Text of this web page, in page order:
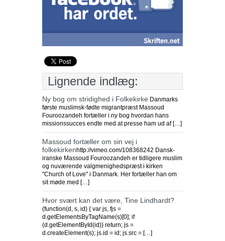
Lignende indlæg:
Ny bog om stridighed i Folkekirke Danmarks
første muslimsk-fødte migrantpræst Massoud
Fouroozandeh fortæller i ny bog hvordan hans
missionssucces endte med at presse ham ud af […]
Massoud fortæller om sin vej i
folkekirkenhttp://vimeo.com/108368242 Dansk-
iranske Massoud Fouroozandeh er tidligere muslim
og nuværende valgmenighedspræst i kirken
"Church of Love" i Danmark. Her fortæller han om
sit møde med […]
Hvor svært kan det være, Tine Lindhardt?
(function(d, s, id) { var js, fjs =
d.getElementsByTagName(s)[0]; if
(d.getElementById(id)) return; js =
d.createElement(s); js.id = id; js.src = […]